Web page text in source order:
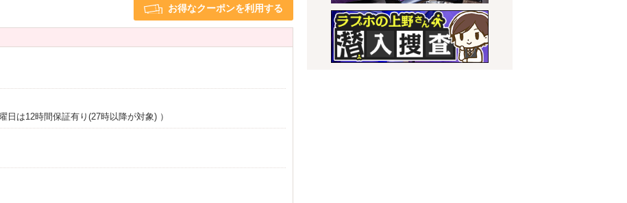
禁煙ルーム ※一部
お得なクーポンを利用する
日は12時間保証有り(27時以降が対象) ）